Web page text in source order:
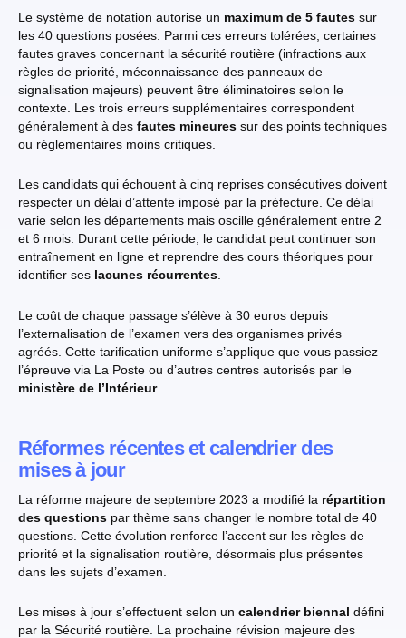
Le système de notation autorise un maximum de 5 fautes sur
les 40 questions posées. Parmi ces erreurs tolérées, certaines
fautes graves concernant la sécurité routière (infractions aux
règles de priorité, méconnaissance des panneaux de
signalisation majeurs) peuvent être éliminatoires selon le
contexte. Les trois erreurs supplémentaires correspondent
généralement à des fautes mineures sur des points techniques
ou réglementaires moins critiques.
Les candidats qui échouent à cinq reprises consécutives doivent
respecter un délai d’attente imposé par la préfecture. Ce délai
varie selon les départements mais oscille généralement entre 2
et 6 mois. Durant cette période, le candidat peut continuer son
entraînement en ligne et reprendre des cours théoriques pour
identifier ses lacunes récurrentes
Le coût de chaque passage s’élève à 30 euros depuis
l’externalisation de l’examen vers des organismes privés
agréés. Cette tarification uniforme s’applique que vous passiez
l’épreuve via La Poste ou d’autres centres autorisés par le
ministère de l’Intérieur.
Réformes récentes et calendrier des
mises à jour
La réforme majeure de septembre 2023 a modifié la répartition
des questions par thème sans changer le nombre total de 40
questions. Cette évolution renforce l’accent sur les règles de
priorité et la signalisation routière, désormais plus présentes
dans les sujets d’examen.
Les mises à jour s’effectuent selon un calendrier biennal défini
par la Sécurité routière. La prochaine révision majeure des